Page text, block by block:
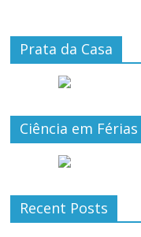
Prata da Casa
Ciência em Férias
Recent Posts